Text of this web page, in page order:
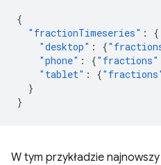
{
"fractionTimeseries" :
{
"desktop" : {
"phone" : {"fractions"
"tablet" : {
}
}
W tym przykładzie